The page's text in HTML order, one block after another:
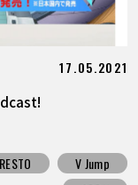
17.05.2021
V Jump